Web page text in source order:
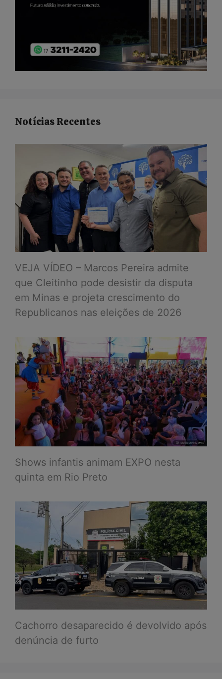
Notícias Recentes
VEJA VÍDEO – Marcos Pereira admite
que Cleitinho pode desistir da disputa
em Minas e projeta crescimento do
Republicanos nas eleições de 2026
Shows infantis animam EXPO nesta
quinta em Rio Preto
Cachorro desaparecido é devolvido após
denúncia de furto